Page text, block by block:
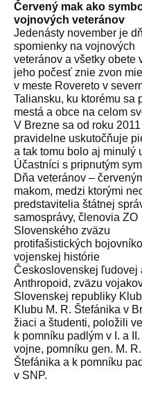
Červený mak ako
vojnových veteránov
Jedenásty november je
spomienky na vojnových
veteránov a všetky obete
jeho počesť znie zvon
v meste Rovereto v
Taliansku, ku ktorému sa
mestá a obce na celom
V Brezne sa od roku 2011
pravidelne uskutočňuje
a tak tomu bolo aj minulý
Účastníci s pripnutým
Dňa veteránov –
makom, medzi ktorými
predstavitelia štátnej
samosprávy, členovia ZO
Slovenského zväzu
protifašistických
vojenskej histórie
Československej ľudovej
Anthropoid, zväzu
Slovenskej republiky
Klubu M. R. Štefánika v
žiaci a študenti, položili
k pomníku padlým v I. a
vojne, pomníku gen. M. R.
Štefánika a k pomníku
v SNP.